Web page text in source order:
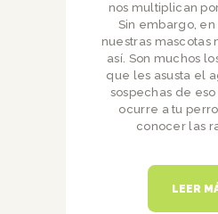
nos multiplican
Sin embargo,
nuestras mascotas
así. Son muchos
que les asusta el
sospechas de
ocurre a tu
conocer las
LEER